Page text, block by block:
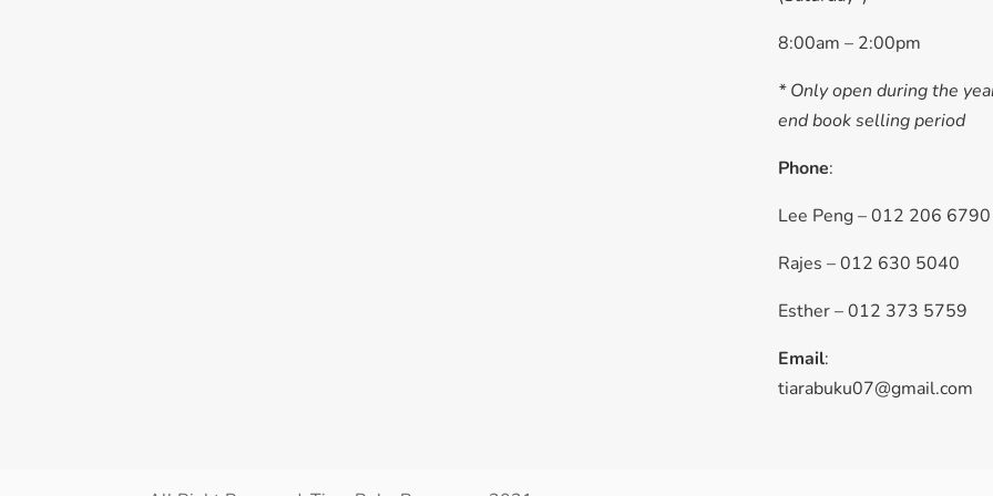
8:00am – 2:00pm
* Only open during the
end book selling period
Phone:
Lee Peng – 012 206 6790
Rajes – 012 630 5040
Esther – 012 373 5759
Email:
tiarabuku07@gmail.com